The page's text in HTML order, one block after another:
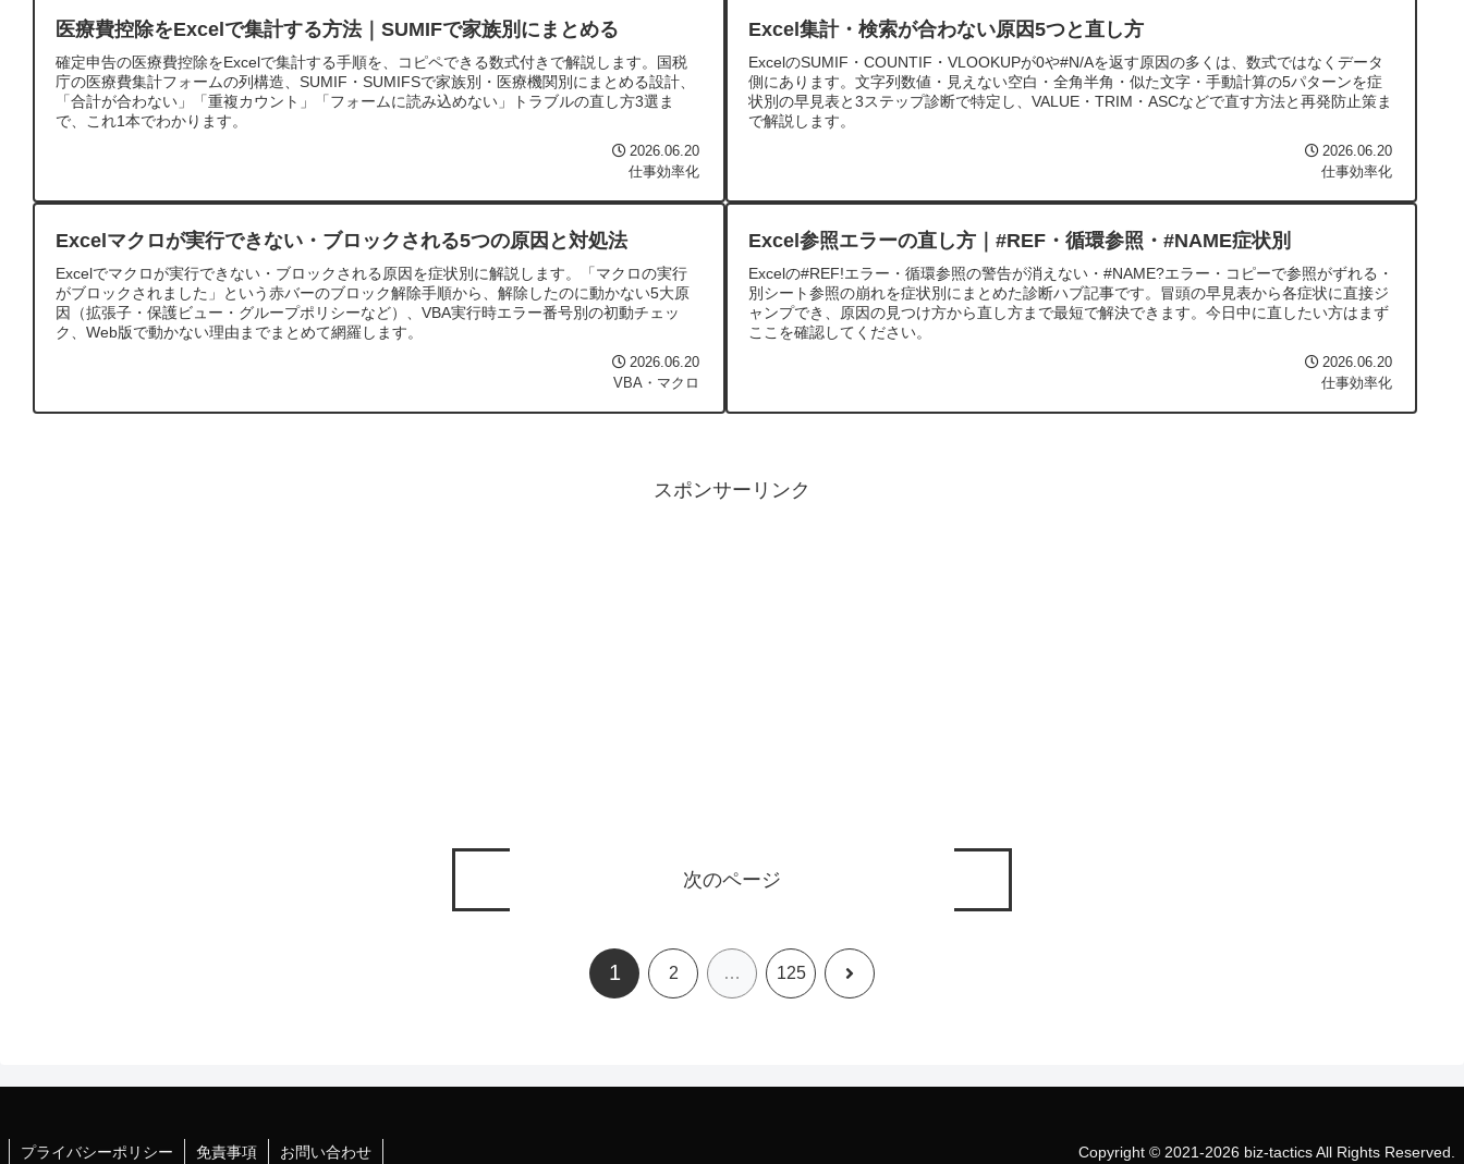
医療費控除をExcelで集計する方法｜SUMIFで家族別にまとめる
確定申告の医療費控除をExcelで集計する手順を、コピペできる数式付きで解説します。国税
庁の医療費集計フォームの列構造、SUMIF・SUMIFSで家族別・医療機関別にまとめる設計、
「合計が合わない」「重複カウント」「フォームに読み込めない」トラブルの直し方3選ま
で、これ1本でわかります。
2026.06.20
仕事効率化
Excel集計・検索が合わない原因5つと直し方
ExcelのSUMIF・COUNTIF・VLOOKUPが0や#N/Aを返す原因の多くは、数式ではなくデータ
側にあります。文字列数値・見えない空白・全角半角・似た文字・手動計算の5パターンを症
状別の早見表と3ステップ診断で特定し、VALUE・TRIM・ASCなどで直す方法と再発防止策ま
で解説します。
2026.06.20
仕事効率化
Excelマクロが実行できない・ブロックされる5つの原因と対処法
Excelでマクロが実行できない・ブロックされる原因を症状別に解説します。「マクロの実行
がブロックされました」という赤バーのブロック解除手順から、解除したのに動かない5大原
因（拡張子・保護ビュー・グループポリシーなど）、VBA実行時エラー番号別の初動チェッ
ク、Web版で動かない理由までまとめて網羅します。
2026.06.20
VBA・マクロ
Excel参照エラーの直し方｜#REF・循環参照・#NAME症状別
Excelの#REF!エラー・循環参照の警告が消えない・#NAME?エラー・コピーで参照がずれる・
別シート参照の崩れを症状別にまとめた診断ハブ記事です。冒頭の早見表から各症状に直接ジ
ャンプでき、原因の見つけ方から直し方まで最短で解決できます。今日中に直したい方はまず
ここを確認してください。
2026.06.20
仕事効率化
スポンサーリンク
次のページ
1 2 … 125 次
プライバシーポリシー 免責事項 お問い合わせ Copyright © 2021-2026 biz-tactics All Rights Reserved.